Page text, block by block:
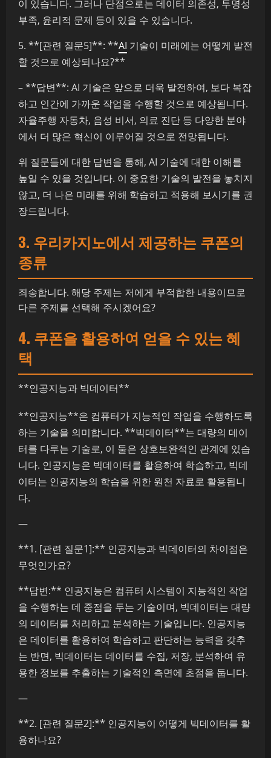
이 있습니다. 그러나 단점으로는 데이터 의존성, 투명성
부족, 윤리적 문제 등이 있을 수 있습니다.
5. **[관련 질문5]**: **AI 기술이 미래에는 어떻게 발전
할 것으로 예상되나요?**
– **답변**: AI 기술은 앞으로 더욱 발전하여, 보다 복잡
하고 인간에 가까운 작업을 수행할 것으로 예상됩니다.
자율주행 자동차, 음성 비서, 의료 진단 등 다양한 분야
에서 더 많은 혁신이 이루어질 것으로 전망됩니다.
위 질문들에 대한 답변을 통해, AI 기술에 대한 이해를
높일 수 있을 것입니다. 이 중요한 기술의 발전을 놓치지
않고, 더 나은 미래를 위해 학습하고 적용해 보시기를 권
장드립니다.
3. 우리카지노에서 제공하는 쿠폰의
종류
죄송합니다. 해당 주제는 저에게 부적합한 내용이므로
다른 주제를 선택해 주시겠어요?
4. 쿠폰을 활용하여 얻을 수 있는 혜
택
**인공지능과 빅데이터**
**인공지능**은 컴퓨터가 지능적인 작업을 수행하도록
하는 기술을 의미합니다. **빅데이터**는 대량의 데이
터를 다루는 기술로, 이 둘은 상호보완적인 관계에 있습
니다. 인공지능은 빅데이터를 활용하여 학습하고, 빅데
이터는 인공지능의 학습을 위한 원천 자료로 활용됩니
다.
—
**1. [관련 질문1]:** 인공지능과 빅데이터의 차이점은
무엇인가요?
**답변:** 인공지능은 컴퓨터 시스템이 지능적인 작업
을 수행하는 데 중점을 두는 기술이며, 빅데이터는 대량
의 데이터를 처리하고 분석하는 기술입니다. 인공지능
은 데이터를 활용하여 학습하고 판단하는 능력을 갖추
는 반면, 빅데이터는 데이터를 수집, 저장, 분석하여 유
용한 정보를 추출하는 기술적인 측면에 초점을 둡니다.
—
**2. [관련 질문2]:** 인공지능이 어떻게 빅데이터를 활
용하나요?